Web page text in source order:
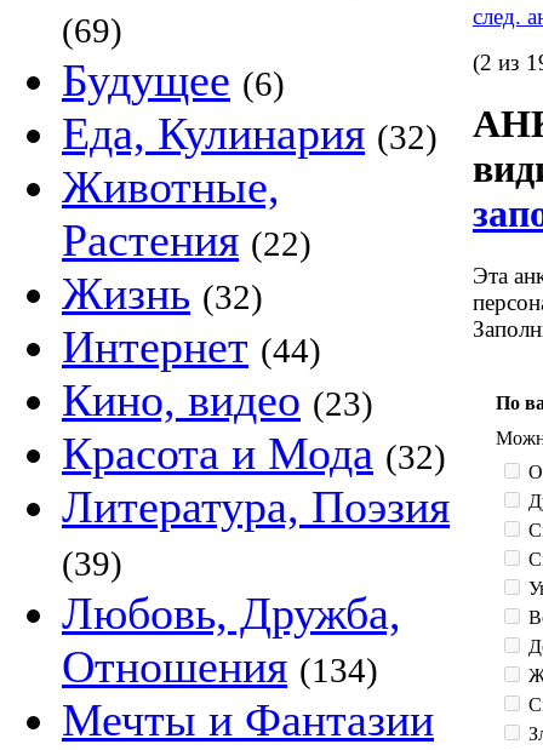
(69)
Будущее (6)
Еда, Кулинария (32)
Животные,
Растения (22)
Жизнь (32)
Интернет (44)
Кино, видео (23)
Красота и Мода (32)
Литература, Поэзия
(39)
Любовь, Дружба,
Отношения (134)
Мечты и Фантазии
след.
(2 из
Эта
По